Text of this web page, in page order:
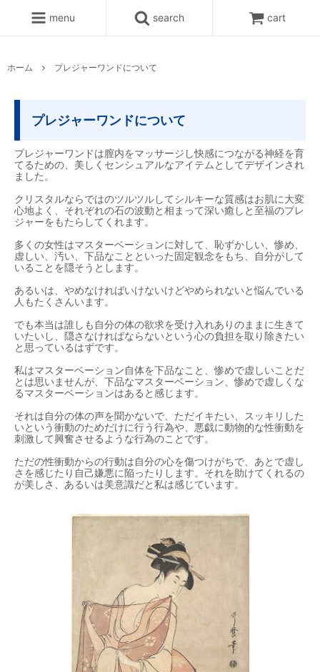
menu search cart
ホーム プレジャーワンドについて
プレジャーワンドについて
プレジャーワンドは膣内をマッサージし快感につながる神経を育
てるための、美しくセンシュアルなアイテムとしてデザインされ
ました。
クリスタルならではのツルツルしてシルキーな質感はお肌に大変
心地よく、それぞれの石の波動と相まって深い癒しと至福のプレ
ジャーをもたらしてくれます。
多くの女性はマスターベーションに対して、恥ずかしい、惨め、
虚しい、汚い、下品なことといった固定観念をもち、自分がして
いることを隠そうとします。
あるいは、やめなければいけないけどやめられないと悩んでいる
人もたくさんいます。
でも本当は誰しも自分の体の欲求を受け入れありのままに生きて
いたいし、隠さなければならないという心の負担を取り除きたい
と思っているはずです。
私はマスターベーション自体を下品なこと、惨めで虚しいことだ
とは思いませんが、下品なマスターベーション、惨めで虚しくな
るマスターベーションはあると感じます。
それは自分の体の声を聞かないで、ただイキたい、スッキリした
いという衝動のためだけに行う行為や、悪戯に動物的な性衝動を
刺激して興奮させるような行為のことです。
ただの性衝動からの行動は自分の心を傷つけがちで、あとで虚し
さを感じたり自己嫌悪に陥ったりします。それを助けてくれるの
が美しさ、あるいは美意識だと私は感じています。